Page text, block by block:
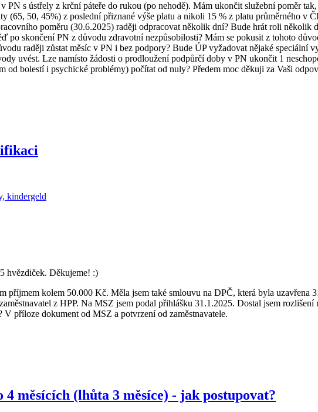
PN s ústřely z krční páteře do rukou (po nehodě). Mám ukončit služební poměr
(65, 50, 45%) z poslední přiznané výše platu a nikoli 15 % z platu průměrného v
poměru (30.6.2025) raději odpracovat několik dní? Bude hrát roli
po skončení PN z důvodu zdravotní nezpůsobilosti? Mám se pokusit z tohoto
raději zůstat měsíc v PN i bez podpory? Bude ÚP vyžadovat nějaké speciální
uvést. Lze namísto žádosti o prodloužení podpůrčí doby v PN ukončit 1
od bolestí i psychické problémy) počítat od nuly? Předem moc děkuji za Vaši
kindergeld
hvězdiček. Děkujeme! :)
příjmem kolem 50.000 Kč. Měla jsem také smlouvu na DPČ, která byla uzavřena
z HPP. Na MSZ jsem podal přihlášku 31.1.2025. Dostal jsem
příloze dokument od MSZ a potvrzení od zaměstnavatele.
měsících (lhůta 3 měsíce) - jak postupovat?